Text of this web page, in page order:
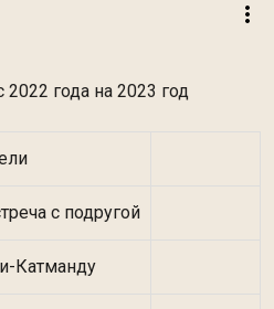
2022 года на 2023 год
с подругой
Катманду